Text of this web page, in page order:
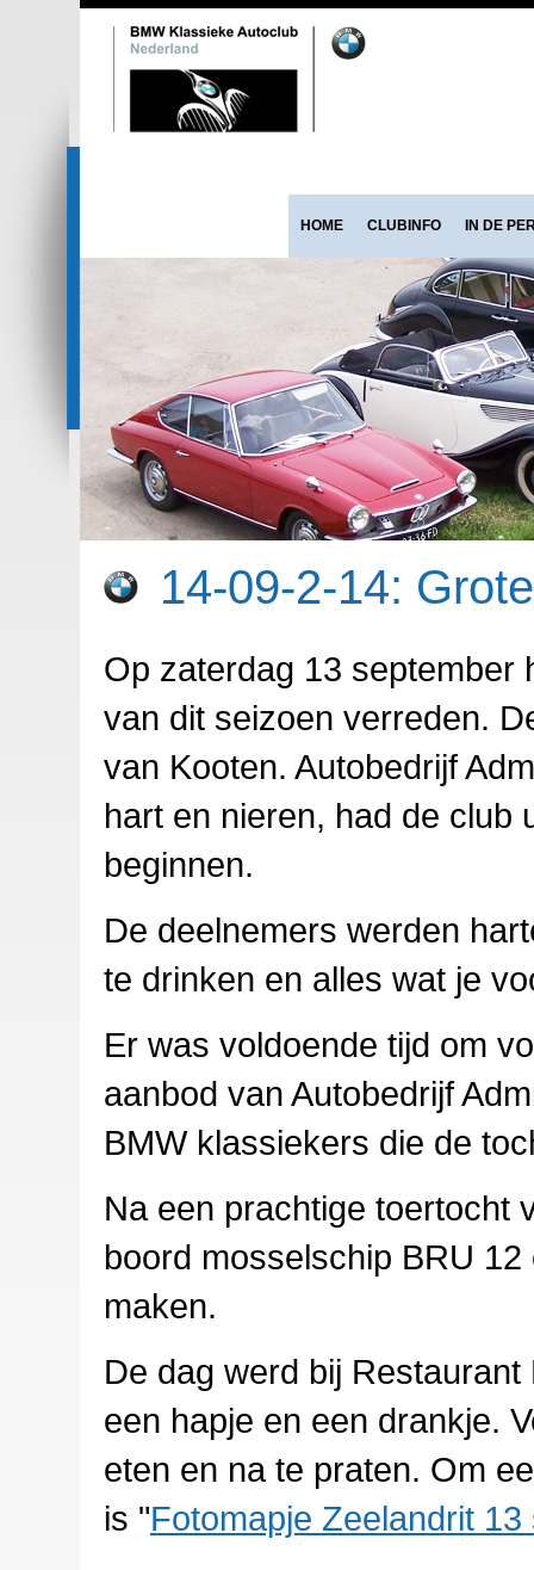
HOME CLUBINFO IN DE
14-09-2-14:
Op zaterdag 13 september
van dit seizoen verreden.
van Kooten. Autobedrijf
hart en nieren, had de club
beginnen.
De deelnemers werden
te drinken en alles wat je
Er was voldoende tijd om
aanbod van Autobedrijf
BMW klassiekers die de
Na een prachtige toertocht
boord mosselschip BRU
maken.
De dag werd bij
een hapje en een drankje.
eten en na te praten. Om
is "Fotomapje Zeelandrit